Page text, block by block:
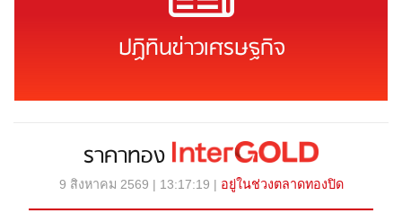
ปฏิทินข่าวเศรษฐกิจ
ราคาทอง
9 สิงหาคม 2569 | 13:17:19 | อยู่ในช่วงตลาดทองปิด